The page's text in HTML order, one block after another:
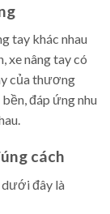
tay khác nhau
xe nâng tay có
của thương
đáp ứng nhu
cách
dưới đây là